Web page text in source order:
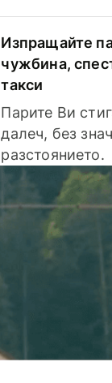
Изпращайте
чужбина,
такси
Парите Ви
далеч, без
разстоянието.